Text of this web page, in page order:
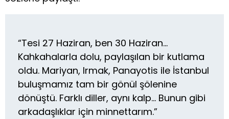
“Tesi 27 Haziran, ben 30 Haziran…
Kahkahalarla dolu, paylaşılan bir kutlama
oldu. Mariyan, Irmak, Panayotis ile İstanbul
buluşmamız tam bir gönül şölenine
dönüştü. Farklı diller, aynı kalp… Bunun gibi
arkadaşlıklar için minnettarım.”